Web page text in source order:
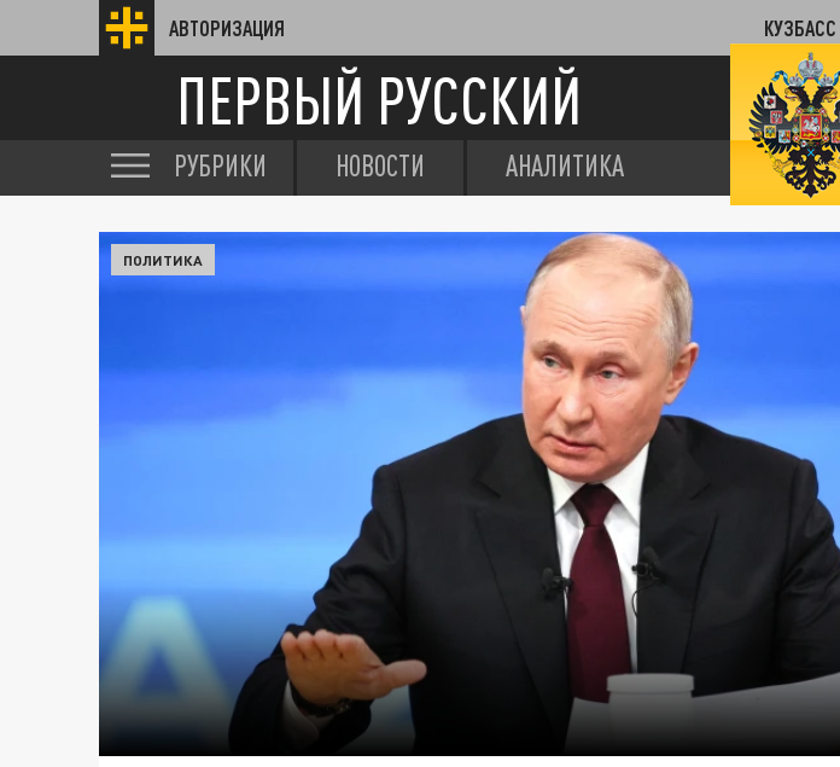
АВТОРИЗАЦИЯ КУЗБАСС
ПЕРВЫЙ РУССКИЙ
РУБРИКИ НОВОСТИ АНАЛИТИКА
ПОЛИТИКА